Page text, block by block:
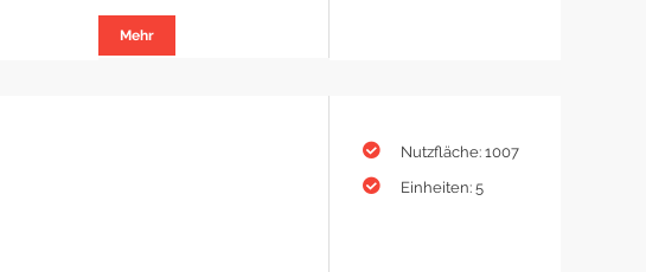
Mehr
Nutzfläche: 1007
Einheiten: 5